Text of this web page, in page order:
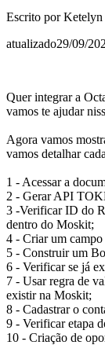
Escrito porKetelyn
atualizado29/09/
Quer integrar a
vamos te ajudar
Agora vamos
vamos detalhar
1 - Acessar a
2 - Gerar API
3 -Verificar ID do
dentro do Moskit;
4 - Criar um campo
5 - Construir um
6 - Verificar se já
7 - Usar regra de
existir na Moskit;
8 - Cadastrar o
9 - Verificar etapa
10 - Criação de